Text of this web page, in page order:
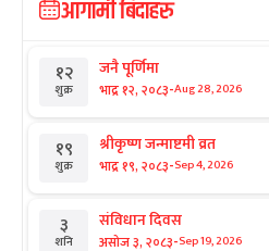
आगामी बिदाहरु
१२
शुक्र
जनै पूर्णिमा
भाद्र १२, २०८३-Aug 28, 2026
१९
शुक्र
श्रीकृष्ण जन्माष्टमी व्रत
भाद्र १९, २०८३-Sep 4, 2026
३
शनि
संविधान दिवस
असोज ३, २०८३-Sep 19, 2026